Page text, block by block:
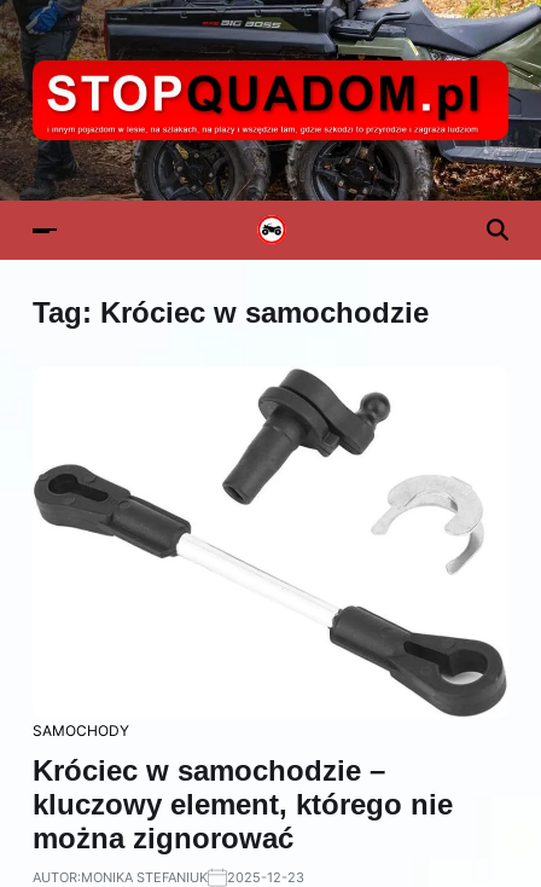
Tag: Króciec w samochodzie
SAMOCHODY
Króciec w samochodzie –
kluczowy element, którego nie
można zignorować
AUTOR:MONIKA STEFANIUK 2025-12-23